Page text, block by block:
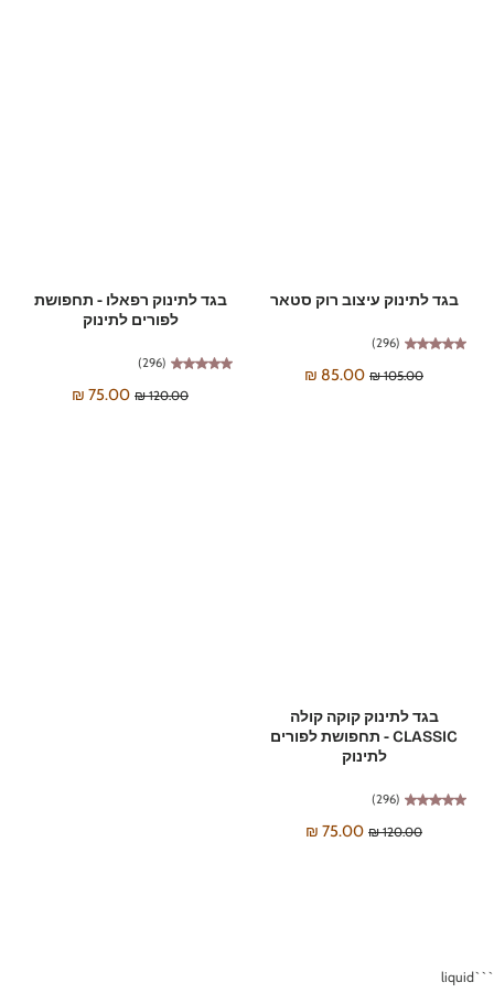
בגד לתינוק עיצוב רוק סטאר
(296)
105.00 ₪
85.00 ₪
בגד לתינוק רפאלו - תחפושת
לפורים לתינוק
(296)
120.00 ₪
75.00 ₪
בגד לתינוק קוקה קולה
CLASSIC - תחפושת לפורים
לתינוק
(296)
120.00 ₪
75.00 ₪
```liquid